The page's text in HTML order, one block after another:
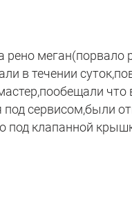
меган(порвало
в течении
сервисом,были
под клапанной